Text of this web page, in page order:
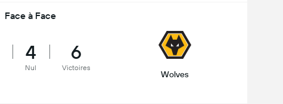
Face à Face
4
Nul
6
Victoires
Wolves